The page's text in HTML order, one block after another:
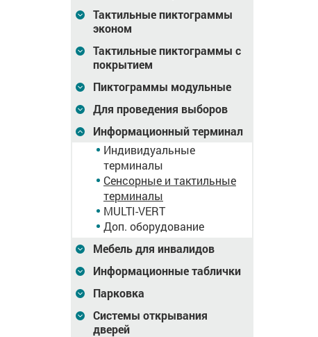
Тактильные пиктограммы
эконом
Тактильные пиктограммы с
покрытием
Пиктограммы модульные
Для проведения выборов
Информационный терминал
Индивидуальные
терминалы
Сенсорные и тактильные
терминалы
MULTI-VERT
Доп. оборудование
Мебель для инвалидов
Информационные таблички
Парковка
Системы открывания
дверей
В корзину
Терминал
информационный
«Tactile-VERT-1(43)D», с
KVP/SP, INDUKC-S, М5
Цена 196 753₽
В корзину
тактильно сенсорный
Цена